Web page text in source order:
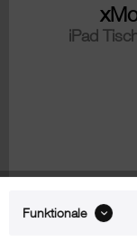
iPad
Funktionale